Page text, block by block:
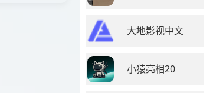
大地影视中文
小猿亮相20